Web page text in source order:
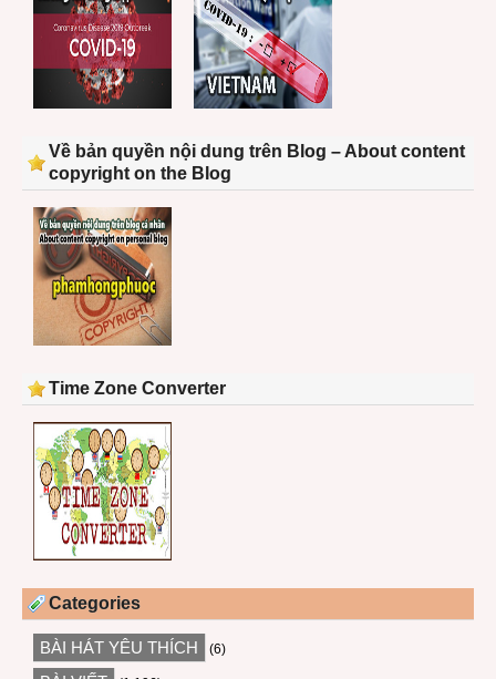
Về bản quyền nội dung trên Blog – About content
copyright on the Blog
Time Zone Converter
Categories
BÀI HÁT YÊU THÍCH (6)